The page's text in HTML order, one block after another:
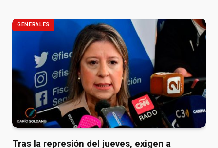
GENERALES
Tras la represión del jueves, exigen a